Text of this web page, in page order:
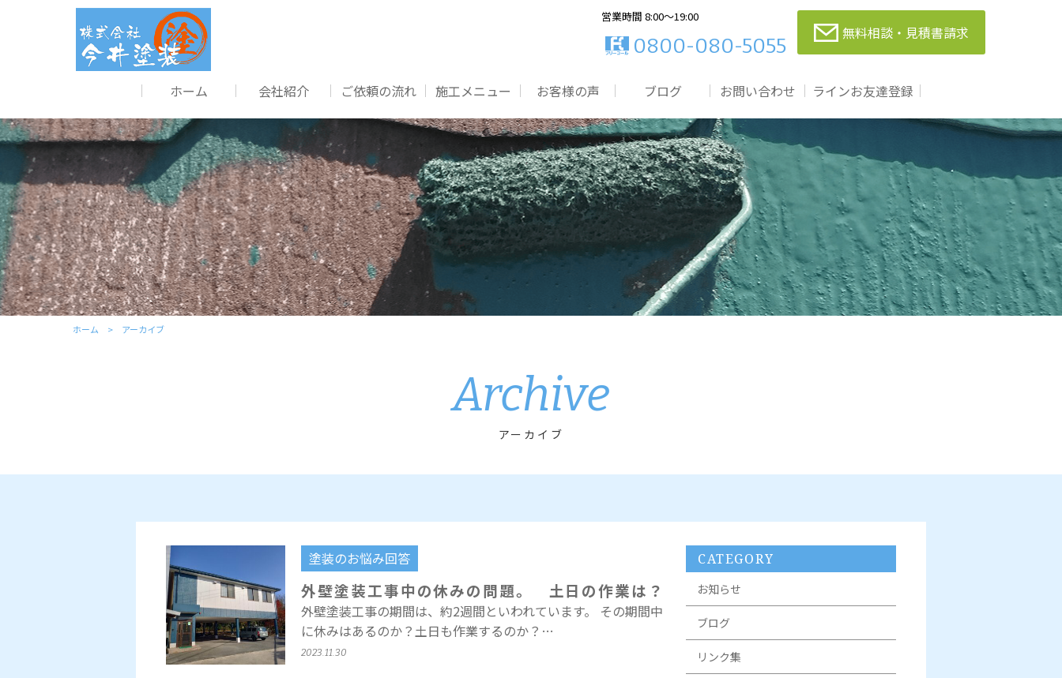
営業時間 8:00～19:00
0800-080-5055
無料相談・見積書請求
ホーム 会社紹介 ご依頼の流れ 施工メニュー お客様の声 ブログ お問い合わせ ラインお友達登録
ホーム アーカイブ
Archive
アーカイブ
塗装のお悩み回答
外壁塗装工事中の休みの問題。 土日の作業は？
外壁塗装工事の期間は、約2週間といわれています。 その期間中
に休みはあるのか？土日も作業するのか？…
2023.11.30
CATEGORY
お知らせ
ブログ
リンク集